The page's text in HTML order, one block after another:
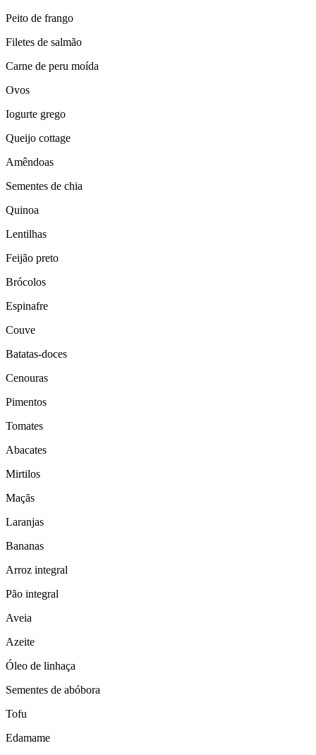
Peito de frango
Filetes de salmão
Carne de peru moída
Ovos
Iogurte grego
Queijo cottage
Amêndoas
Sementes de chia
Quinoa
Lentilhas
Feijão preto
Brócolos
Espinafre
Couve
Batatas-doces
Cenouras
Pimentos
Tomates
Abacates
Mirtilos
Maçãs
Laranjas
Bananas
Arroz integral
Pão integral
Aveia
Azeite
Óleo de linhaça
Sementes de abóbora
Tofu
Edamame